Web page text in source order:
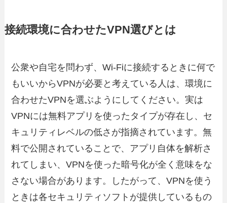
接続環境に合わせたVPN選びとは
公衆や自宅を問わず、Wi-Fiに接続するときに何で
もいいからVPNが必要と考えている人は、環境に
合わせたVPNを選ぶようにしてください。実は
VPNには無料アプリを使ったタイプが存在し、セ
キュリティレベルの低さが指摘されています。無
料で公開されていることで、アプリ自体を解析さ
れてしまい、VPNを使った暗号化が全く意味をな
さない場合があります。したがって、VPNを使う
ときは各セキュリティソフトが提供しているもの